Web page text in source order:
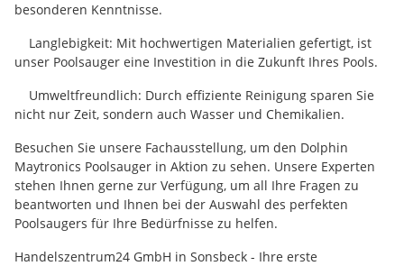
besonderen Kenntnisse.
Langlebigkeit: Mit hochwertigen Materialien gefertigt, ist
unser Poolsauger eine Investition in die Zukunft Ihres Pools.
Umweltfreundlich: Durch effiziente Reinigung sparen Sie
nicht nur Zeit, sondern auch Wasser und Chemikalien.
Besuchen Sie unsere Fachausstellung, um den Dolphin
Maytronics Poolsauger in Aktion zu sehen. Unsere Experten
stehen Ihnen gerne zur Verfügung, um all Ihre Fragen zu
beantworten und Ihnen bei der Auswahl des perfekten
Poolsaugers für Ihre Bedürfnisse zu helfen.
Handelszentrum24 GmbH in Sonsbeck - Ihre erste